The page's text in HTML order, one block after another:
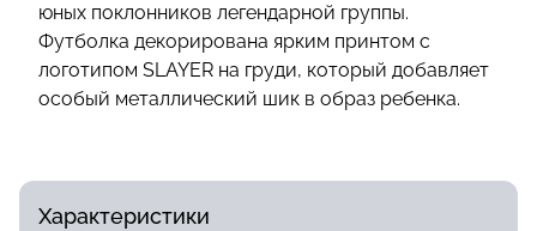
юных поклонников легендарной группы.
Футболка декорирована ярким принтом с
логотипом SLAYER на груди, который добавляет
особый металлический шик в образ ребенка.
Характеристики